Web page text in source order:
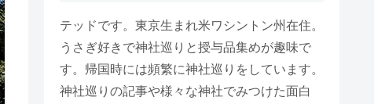
テッドです。東京生まれ米ワシントン州在住。
うさぎ好きで神社巡りと授与品集めが趣味で
す。帰国時には頻繁に神社巡りをしています。
神社巡りの記事や様々な神社でみつけた面白